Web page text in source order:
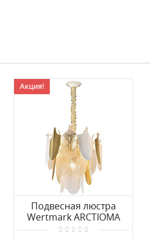
Акция!
Подвесная люстра
Wertmark ARCTIOMA
WE126.12.303